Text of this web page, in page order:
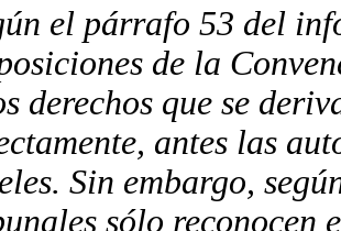
el párrafo 53 del
de la
derechos que se
antes las
Sin embargo,
sólo reconocen